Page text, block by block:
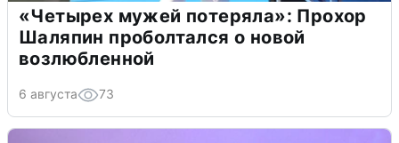
«Четырех мужей потеряла»: Прохор
Шаляпин проболтался о новой
возлюбленной
6 августа 73